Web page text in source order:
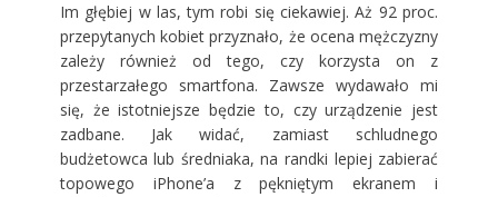
Im głębiej w las, tym robi się ciekawiej. Aż 92 proc.
przepytanych kobiet przyznało, że ocena mężczyzny
zależy również od tego, czy korzysta on z
przestarzałego smartfona. Zawsze wydawało mi
się, że istotniejsze będzie to, czy urządzenie jest
zadbane. Jak widać, zamiast schludnego
budżetowca lub średniaka, na randki lepiej zabierać
topowego iPhone’a z pękniętym ekranem i